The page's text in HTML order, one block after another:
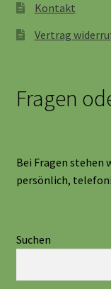
Kontakt
Vertrag
Fragen
Bei Fragen stehen
persönlich,
Suchen